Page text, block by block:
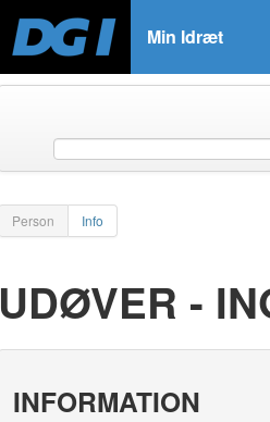
Min Idræt
Person Info
UDØVER -
INFORMATION